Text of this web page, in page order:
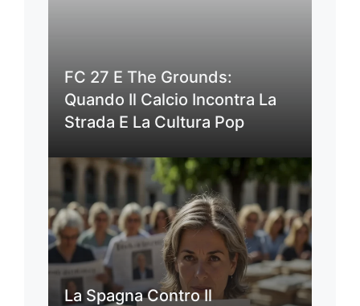
FC 27 E The Grounds:
Quando Il Calcio Incontra La
Strada E La Cultura Pop
La Spagna Contro Il